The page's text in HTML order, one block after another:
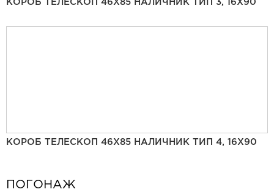
КОРОБ ТЕЛЕСКОП 46Х85 НАЛИЧНИК ТИП 3, 16Х90
КОРОБ ТЕЛЕСКОП 46Х85 НАЛИЧНИК ТИП 4, 16Х90
ПОГОНАЖ